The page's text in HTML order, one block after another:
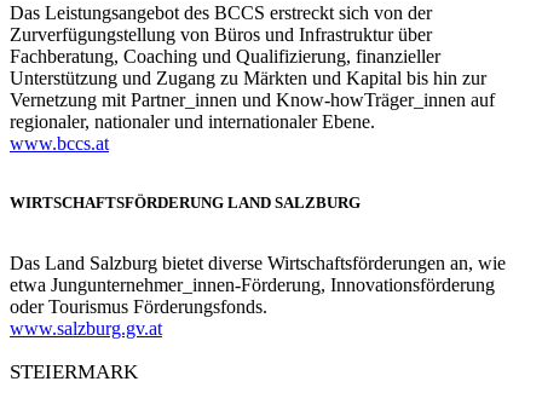
Das Leistungsangebot des BCCS erstreckt sich von der
Zurverfügungstellung von Büros und Infrastruktur über
Fachberatung, Coaching und Qualifizierung, finanzieller
Unterstützung und Zugang zu Märkten und Kapital bis hin zur
Vernetzung mit Partner_innen und Know-howTräger_innen auf
regionaler, nationaler und internationaler Ebene.
www.bccs.at
WIRTSCHAFTSFÖRDERUNG LAND SALZBURG
Das Land Salzburg bietet diverse Wirtschaftsförderungen an, wie
etwa Jungunternehmer_innen-Förderung, Innovationsförderung
oder Tourismus Förderungsfonds.
www.salzburg.gv.at
STEIERMARK